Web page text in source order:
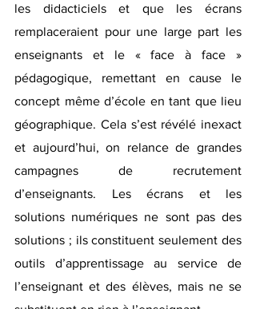
les didacticiels et que les écrans
remplaceraient pour une large part les
enseignants et le « face à face »
pédagogique, remettant en cause le
concept même d’école en tant que lieu
géographique. Cela s’est révélé inexact
et aujourd’hui, on relance de grandes
campagnes de recrutement
d’enseignants. Les écrans et les
solutions numériques ne sont pas des
solutions ; ils constituent seulement des
outils d’apprentissage au service de
l’enseignant et des élèves, mais ne se